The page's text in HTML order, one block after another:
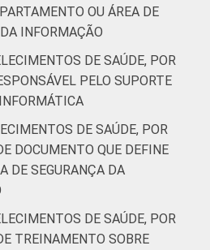
OU ÁREA DE
INFORMAÇÃO
DE SAÚDE, POR
PELO SUPORTE
DE SAÚDE, POR
DOCUMENTO QUE DEFINE
DE SEGURANÇA DA
DE SAÚDE, POR
TREINAMENTO SOBRE